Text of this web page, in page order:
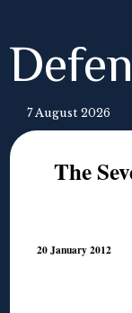
7 August 2026
The
20 January 2012